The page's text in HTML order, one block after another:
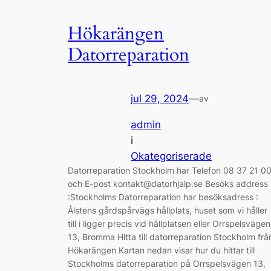
Hökarängen
Datorreparation
jul 29, 2024—av
admin
i
Okategoriserade
Datorreparation Stockholm har Telefon 08 37 21 00
och E-post kontakt@datorhjalp.se Besöks address
:Stockholms Datorreparation har besöksadress :
Ålstens gårdspårvägs hållplats, huset som vi håller
till i ligger precis vid hållplatsen eller Orrspelsvägen
13, Bromma Hitta till datorreparation Stockholm
Hökarängen Kartan nedan visar hur du hittar till
Stockholms datorreparation på Orrspelsvägen 13,